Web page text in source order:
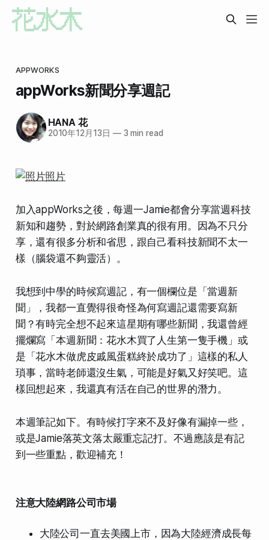
APPWORKS
appWorks新聞分享週記
HANA 花
2010年12月13日 —3 min read
加入appWorks之後，每週一Jamie都會分享當週科技
新知和趨勢，對於網路創業真的很有用。因為不只分
享，還有很多分析和省思，跟自己看科技新聞不太一
樣（腦袋還不夠靈活）。
我想到中學的時候寫週記，有一個欄位是「當週新
聞」，我都一直覺得很奇怪為何寫週記還需要寫新
聞？有時完全想不起來這星期有哪些新聞，我還曾經
擺爛寫「本週新聞：花水木買了人生第一隻手機」或
是「花水木做虎皮戚風蛋糕終於成功了」這樣的私人
瑣事，當時老師還沒生氣，可能是好氣又好笑吧。這
樣回想起來，我還真有活在自己的世界的潛力。
本週筆記如下。有時候打字來不及好像有漏掉一些，
或是Jamie落英文落太嚴重忘記打。不過應該是有記
到一些重點，歡迎補充！
注意大陸網路公司市場
大陸公司一直去美國上市，因為大陸經濟成長每